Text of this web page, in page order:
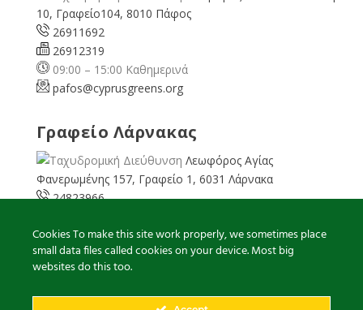
10, Γραφείο104, 8010 Πάφος
26911692
26912319
09:00 – 15:00 Καθημερινά
pafos@cyprusgreens.org
Γραφείο Λάρνακας
Λεωφόρος Αγίας
Φανερωμένης 157, Γραφείο 1, 6031 Λάρνακα
24823966
08:00 – 16:00 Καθημερινά
larnaka@cyprusgreens.org
Cookies To make this site work properly, we sometimes place
small data files called cookies on your device. Most big
websites do this too.